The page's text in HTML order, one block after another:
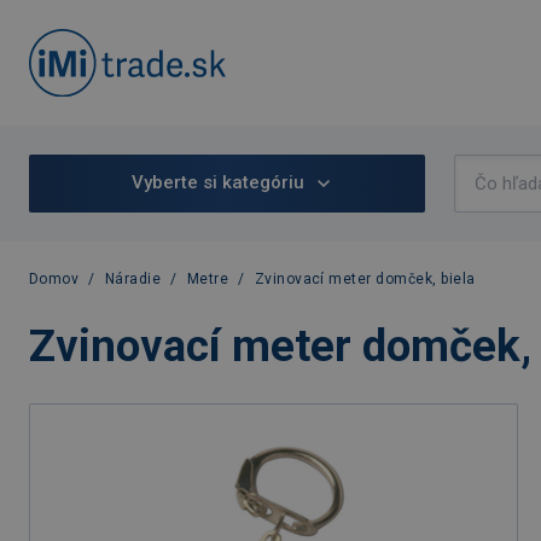
Vyberte si kategóriu
Domov / Náradie / Metre / Zvinovací meter domček, biela
Zvinovací meter domček,